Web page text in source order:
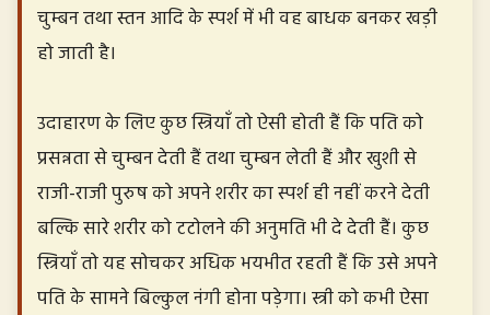
चुम्बन तथा स्तन आदि के स्पर्श में भी वह बाधक बनकर खड़ी
हो जाती है।
उदाहारण के लिए कुछ स्त्रियाँ तो ऐसी होती हैं कि पति को
प्रसन्नता से चुम्बन देती हैं तथा चुम्बन लेती हैं और खुशी से
राजी-राजी पुरुष को अपने शरीर का स्पर्श ही नहीं करने देती
बल्कि सारे शरीर को टटोलने की अनुमति भी दे देती हैं। कुछ
स्त्रियाँ तो यह सोचकर अधिक भयभीत रहती हैं कि उसे अपने
पति के सामने बिल्कुल नंगी होना पड़ेगा। स्त्री को कभी ऐसा